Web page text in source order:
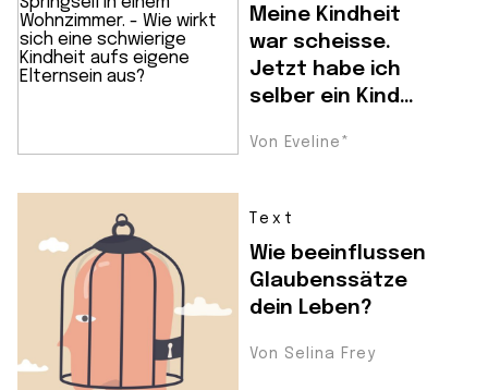
Meine Kindheit
war scheisse.
Jetzt habe ich
selber ein Kind…
Von Eveline*
Text
Wie beeinflussen
Glaubenssätze
dein Leben?
Von Selina Frey